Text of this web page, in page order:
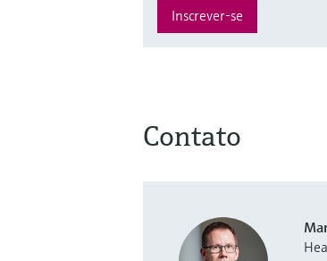
Inscrever-se
Contato